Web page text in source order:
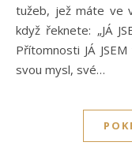
tužeb, jež máte ve
když řeknete: „JÁ
Přítomnosti JÁ
svou mysl, své…